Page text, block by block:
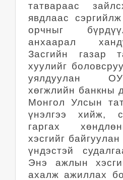
татвараас
явдлаас
орчныг
анхаарал
Засгийн газар
хуулийг
уялдуулан
хөгжлийн банкны
Монгол Улсын
үнэлгээ хийж,
гаргах
хэсгийг
үндэстэй
Энэ ажлын
ахалж ажиллах